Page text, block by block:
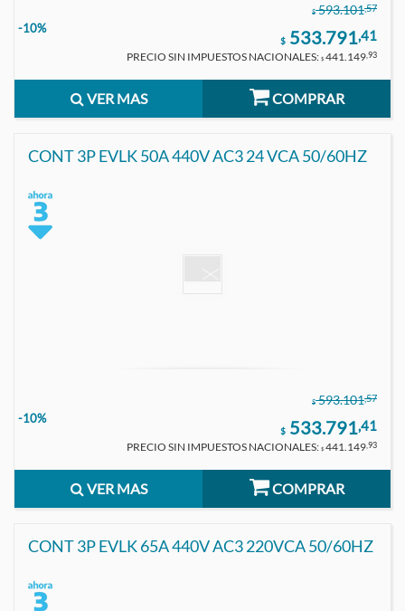
$ 593.101,57
-10%
$ 533.791,41
PRECIO SIN IMPUESTOS NACIONALES: $ 441.149,93
VER MAS COMPRAR
CONT 3P EVLK 50A 440V AC3 24 VCA 50/60HZ
$ 593.101,57
-10%
$ 533.791,41
PRECIO SIN IMPUESTOS NACIONALES: $ 441.149,93
VER MAS COMPRAR
CONT 3P EVLK 65A 440V AC3 220VCA 50/60HZ